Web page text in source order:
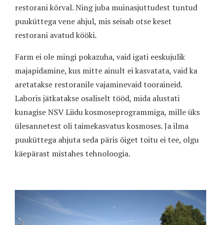
restorani kõrval. Ning juba muinasjuttudest tuntud
puuküttega vene ahjul, mis seisab otse keset
restorani avatud kööki.
Farm ei ole mingi pokazuha, vaid igati eeskujulik
majapidamine, kus mitte ainult ei kasvatata, vaid ka
aretatakse restoranile vajaminevaid tooraineid.
Laboris jätkatakse osaliselt tööd, mida alustati
kunagise NSV Liidu kosmoseprogrammiga, mille üks
ülesannetest oli taimekasvatus kosmoses. Ja ilma
puuküttega ahjuta seda päris õiget toitu ei tee, olgu
käepärast mistahes tehnoloogia.